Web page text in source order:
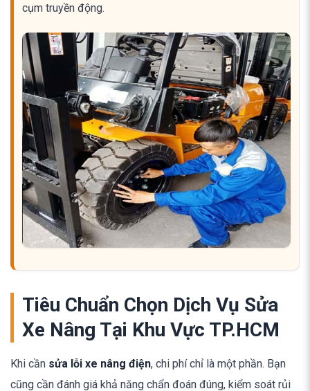
cụm truyền động.
Tiêu Chuẩn Chọn Dịch Vụ Sửa
Xe Nâng Tại Khu Vực TP.HCM
Khi cần sửa lỗi xe nâng điện, chi phí chỉ là một phần. Bạn
cũng cần đánh giá khả năng chẩn đoán đúng, kiểm soát rủi